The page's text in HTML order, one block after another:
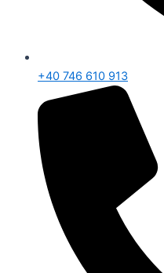
+40 746 610 913